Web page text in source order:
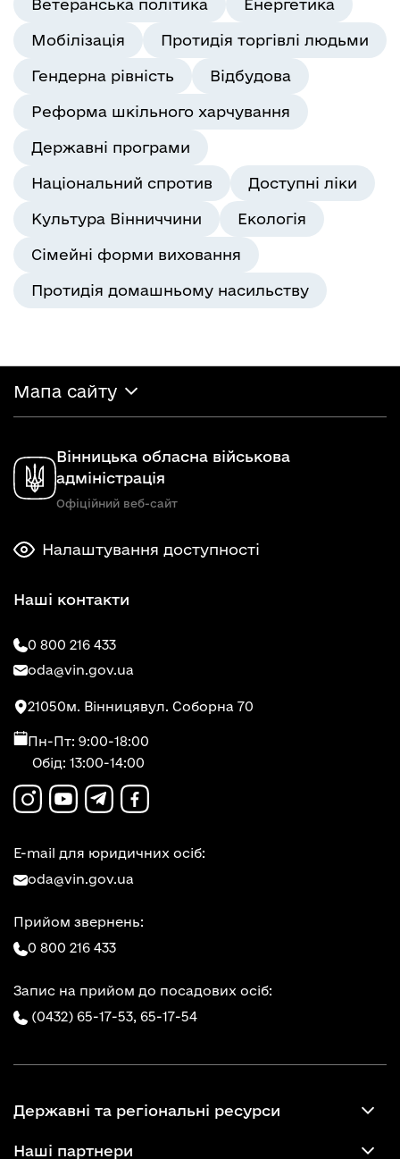
Ветеранська політика Енергетика
Мобілізація Протидія торгівлі людьми
Гендерна рівність Відбудова
Реформа шкільного харчування
Державні програми
Національний спротив Доступні ліки
Культура Вінниччини Екологія
Сімейні форми виховання
Протидія домашньому насильству
Мапа сайту
Вінницька обласна військова
адміністрація
Офіційний веб-сайт
Налаштування доступності
Наші контакти
0 800 216 433
oda@vin.gov.ua
21050м. Вінницявул. Соборна 70
Пн-Пт: 9:00-18:00
Обід: 13:00-14:00
E-mail для юридичних осіб:
oda@vin.gov.ua
Прийом звернень:
0 800 216 433
Запис на прийом до посадових осіб:
(0432) 65-17-53, 65-17-54
Державні та регіональні ресурси
Наші партнери